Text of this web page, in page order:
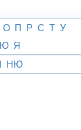
О П Р С Т У
Ю Я
НЮ